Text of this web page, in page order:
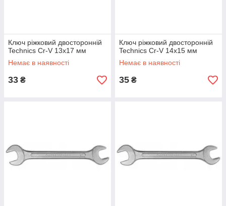
Ключ ріжковий двосторонній
Technics Cr-V 13х17 мм
Немає в наявності
33 ₴
Ключ ріжковий двосторонній
Technics Cr-V 14х15 мм
Немає в наявності
35 ₴